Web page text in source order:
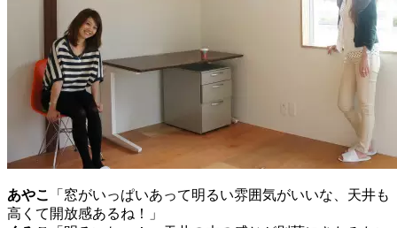
あやこ
「窓がいっぱいあって明るい雰囲気がいいな、天井も
高くて開放感あるね！」